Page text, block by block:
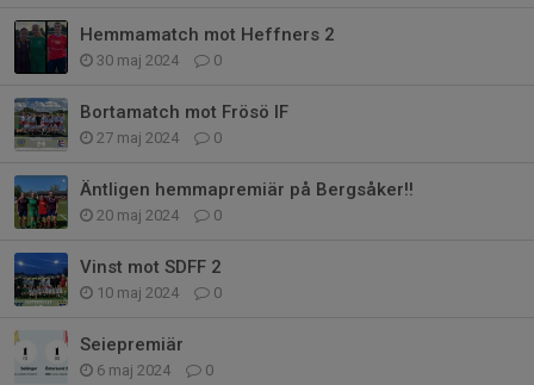
Hemmamatch mot Heffners 2
30 maj 2024 0
Bortamatch mot Frösö IF
27 maj 2024 0
Äntligen hemmapremiär på Bergsåker!!
20 maj 2024 0
Vinst mot SDFF 2
10 maj 2024 0
Seiepremiär
6 maj 2024 0